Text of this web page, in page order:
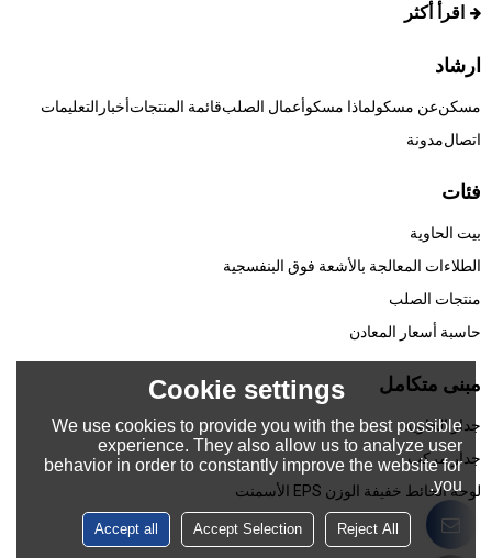
اقرأ أكثر
ارشاد
مسكنعن مسكولماذا مسكوأعمال الصلبقائمة المنتجاتأخبار التعليمات
اتصالمدونة
فئات
بيت الحاوية
الطلاءات المعالجة بالأشعة فوق البنفسجية
منتجات الصلب
حاسبة أسعار المعادن
مبنى متكامل
جدار الحاوية
جدار مركب
لوحة الحائط خفيفة الوزن EPS الأسمنت
Cookie settings
We use cookies to provide you with the best possible
experience. They also allow us to analyze user
behavior in order to constantly improve the website for
you.
Reject All
Accept Selection
Accept all